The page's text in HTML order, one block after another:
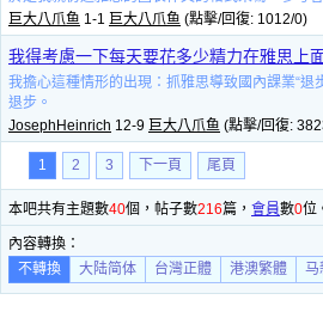
巨大八爪鱼 1-1 巨大八爪鱼 (點擊/回復: 1012/0)
我得考慮一下每天要花多少精力在雅思上
我擔心這種情形的出現：抓雅思導致國內課業“退
退步。
JosephHeinrich 12-9 巨大八爪鱼 (點擊/回復:
1 2 3 下一頁 尾頁
本吧共有主題數40個，帖子數216篇， 會員數0位
內容轉換：
不轉換
大陆简体 台灣正體 港澳繁體 马